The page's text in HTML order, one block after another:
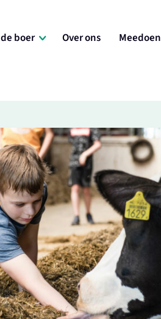
boer Over ons Meedoen